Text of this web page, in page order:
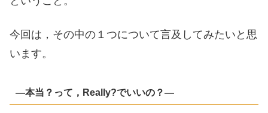
今回は，その中の１つについて言及してみたいと思
います。
―本当？って，Really?でいいの？―